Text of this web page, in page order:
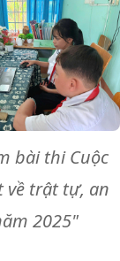
bài thi Cuộc
về trật tự, an
2025"